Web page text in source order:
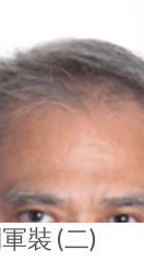
裝 (二)